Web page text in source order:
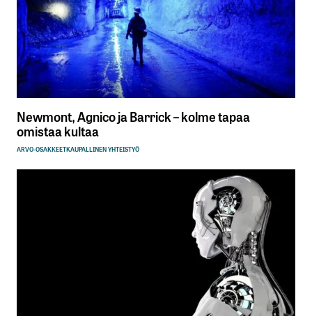
Newmont, Agnico ja Barrick – kolme tapaa
omistaa kultaa
ARVO-OSAKKEETKAUPALLINEN YHTEISTYÖ